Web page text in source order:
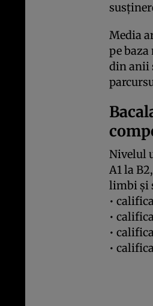
Media
pe
din anii
Nivelul
A1 la
limbi și
•
•
•
•